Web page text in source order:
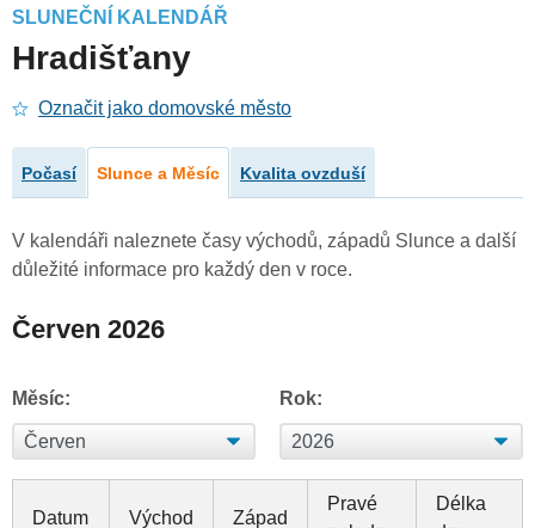
SLUNEČNÍ KALENDÁŘ
Hradišťany
Označit jako domovské město
Počasí Slunce a Měsíc Kvalita ovzduší
V kalendáři naleznete časy východů, západů Slunce a další
důležité informace pro každý den v roce.
Červen 2026
Měsíc: Rok:
Datum Východ Západ
Pravé
Délka